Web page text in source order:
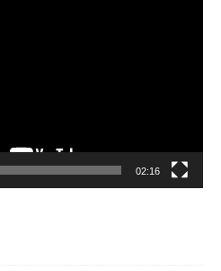
02:16